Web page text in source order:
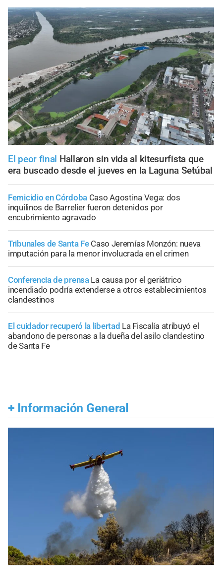
El peor final Hallaron sin vida al kitesurfista que
era buscado desde el jueves en la Laguna Setúbal
Femicidio en Córdoba Caso Agostina Vega: dos
inquilinos de Barrelier fueron detenidos por
encubrimiento agravado
Tribunales de Santa Fe Caso Jeremías Monzón: nueva
imputación para la menor involucrada en el crimen
Conferencia de prensa La causa por el geriátrico
incendiado podría extenderse a otros establecimientos
clandestinos
El cuidador recuperó la libertad La Fiscalía atribuyó el
abandono de personas a la dueña del asilo clandestino
de Santa Fe
+ Información General